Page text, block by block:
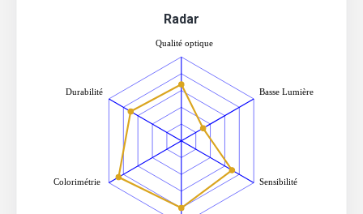
Radar